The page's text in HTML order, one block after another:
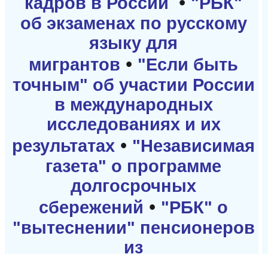
об экзаменах по русскому
языку для
мигрантов • "Если быть
точным" об участии России
в международных
исследованиях и их
результатах • "Независимая
газета" о программе
долгосрочных
сбережений • "РБК" о
"вытеснении" пенсионеров
из